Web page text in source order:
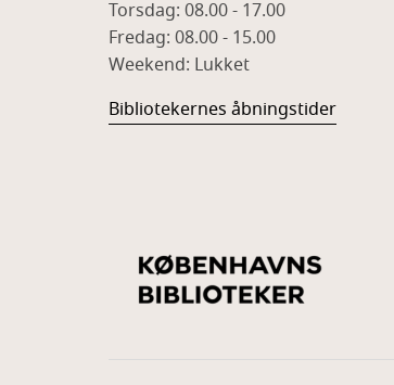
Torsdag: 08.00 - 17.00
Fredag: 08.00 - 15.00
Weekend: Lukket
Bibliotekernes åbningstider